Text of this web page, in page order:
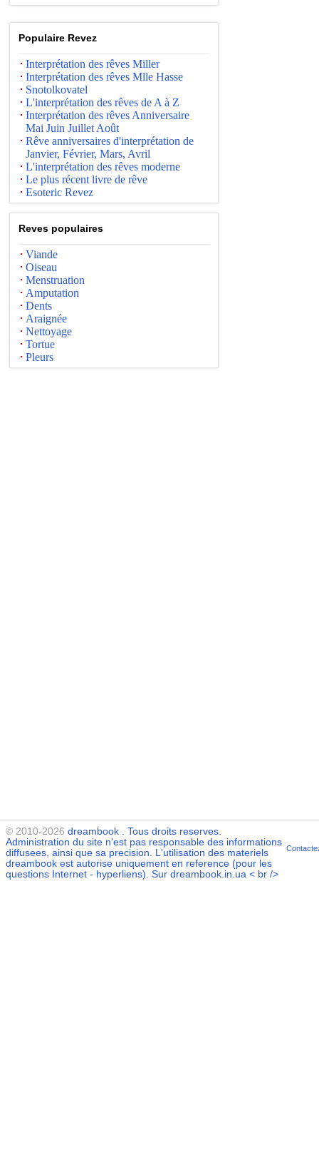
Populaire Revez
Interprétation des rêves Miller
Interprétation des rêves Mlle Hasse
Snotolkovatel
L'interprétation des rêves de A à Z
Interprétation des rêves Anniversaire
Mai Juin Juillet Août
Rêve anniversaires d'interprétation de
Janvier, Février, Mars, Avril
L'interprétation des rêves moderne
Le plus récent livre de rêve
Esoteric Revez
Reves populaires
Viande
Oiseau
Menstruation
Amputation
Dents
Araignée
Nettoyage
Tortue
Pleurs
© 2010-2026 dreambook . Tous droits reserves.
Administration du site n'est pas responsable des informations
diffusees, ainsi que sa precision. L'utilisation des materiels
dreambook est autorise uniquement en reference (pour les
questions Internet - hyperliens). Sur dreambook.in.ua < br />